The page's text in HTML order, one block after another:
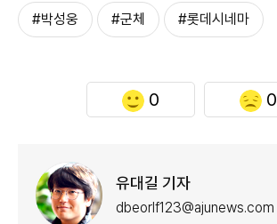
#박성웅 #군체 #롯데시네마
0 0
유대길 기자
dbeorlf123@ajunews.com